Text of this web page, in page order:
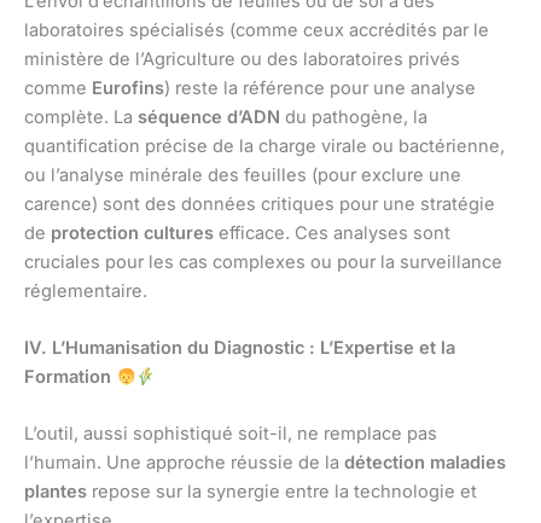
laboratoires spécialisés (comme ceux accrédités par le
ministère de l’Agriculture ou des laboratoires privés
comme Eurofins) reste la référence pour une analyse
complète. La séquence d’ADN du pathogène, la
quantification précise de la charge virale ou bactérienne,
ou l’analyse minérale des feuilles (pour exclure une
carence) sont des données critiques pour une stratégie
de protection cultures efficace. Ces analyses sont
cruciales pour les cas complexes ou pour la surveillance
réglementaire.
IV. L’Humanisation du Diagnostic : L’Expertise et la
Formation
L’outil, aussi sophistiqué soit-il, ne remplace pas
l’humain. Une approche réussie de la détection maladies
plantes repose sur la synergie entre la technologie et